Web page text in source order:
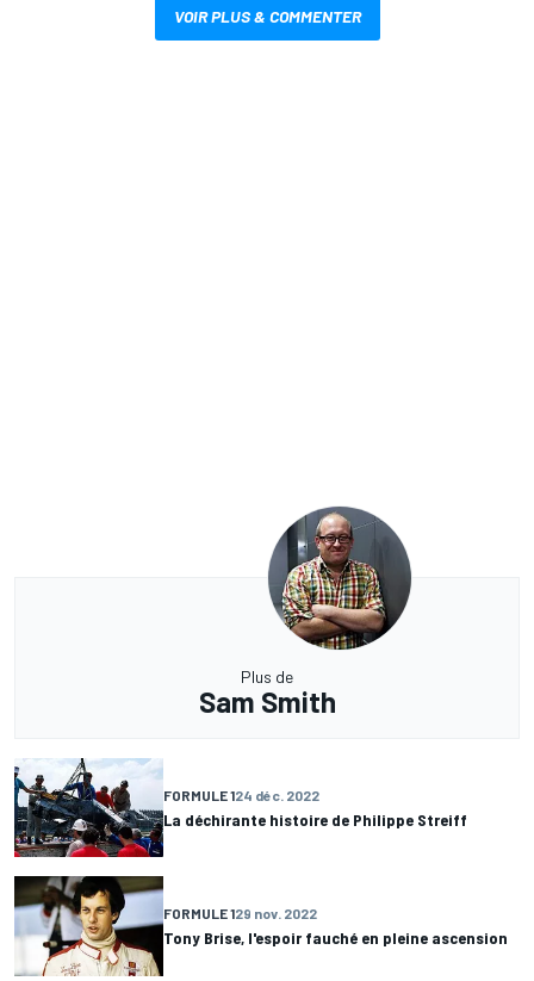
VOIR PLUS & COMMENTER
Plus de
Sam Smith
FORMULE 124 déc. 2022
La déchirante histoire de Philippe Streiff
FORMULE 129 nov. 2022
Tony Brise, l'espoir fauché en pleine ascension